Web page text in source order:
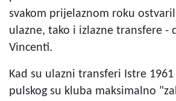
svakom prijelaznom roku
ulazne, tako i izlazne transfere -
Vincenti.
Kad su ulazni transferi Istre
pulskog su kluba maksimalno